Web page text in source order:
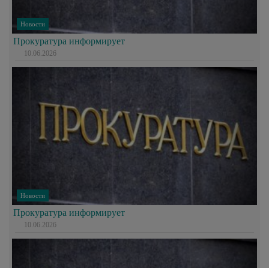
Новости
Прокуратура информирует
10.06.2026
Новости
Прокуратура информирует
10.06.2026